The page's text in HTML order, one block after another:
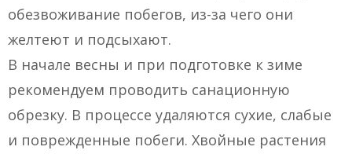
обезвоживание побегов, из-за чего они
желтеют и подсыхают.
В начале весны и при подготовке к зиме
рекомендуем проводить санационную
обрезку. В процессе удаляются сухие, слабые
и поврежденные побеги. Хвойные растения